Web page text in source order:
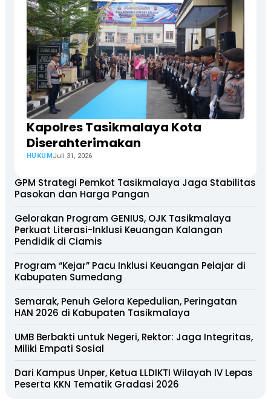
Kapolres Tasikmalaya Kota
Diserahterimakan
HUKUMJuli 31, 2026
GPM Strategi Pemkot Tasikmalaya Jaga Stabilitas
Pasokan dan Harga Pangan
Gelorakan Program GENIUS, OJK Tasikmalaya
Perkuat Literasi-Inklusi Keuangan Kalangan
Pendidik di Ciamis
Program “Kejar” Pacu Inklusi Keuangan Pelajar di
Kabupaten Sumedang
Semarak, Penuh Gelora Kepedulian, Peringatan
HAN 2026 di Kabupaten Tasikmalaya
UMB Berbakti untuk Negeri, Rektor: Jaga Integritas,
Miliki Empati Sosial
Dari Kampus Unper, Ketua LLDIKTI Wilayah IV Lepas
Peserta KKN Tematik Gradasi 2026